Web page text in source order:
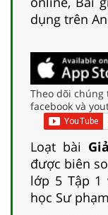
dụng trên
Theo dõi
facebook và
Loạt bài
được biên
lớp 5 Tập 1
học Sư